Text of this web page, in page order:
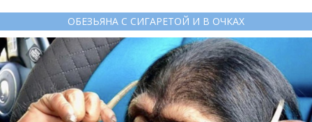
ОБЕЗЬЯНА С СИГАРЕТОЙ И В ОЧКАХ